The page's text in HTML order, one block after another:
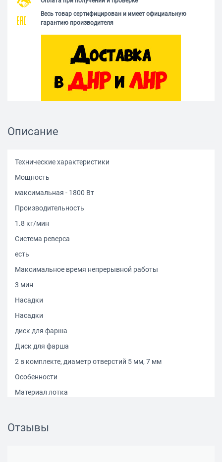
Весь товар сертифицирован и имеет официальную
гарантию производителя
Описание
Технические характеристики
Мощность
максимальная - 1800 Вт
Производительность
1.8 кг/мин
Система реверса
есть
Максимальное время непрерывной работы
3 мин
Насадки
Насадки
диск для фарша
Диск для фарша
2 в комплекте, диаметр отверстий 5 мм, 7 мм
Особенности
Материал лотка
Отзывы